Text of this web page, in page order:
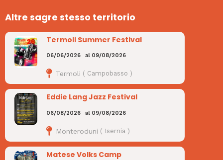
Altre sagre stesso territorio
Termoli Summer Festival
06/06/2026 al 09/08/2026
Termoli ( Campobasso )
Eddie Lang Jazz Festival
06/08/2026 al 09/08/2026
Monteroduni ( Isernia )
Matese Volks Camp